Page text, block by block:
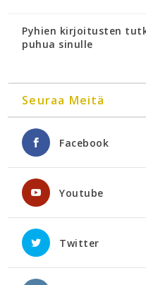
Pyhien kirjoitusten
puhua sinulle
Seuraa Meitä
Facebook
Youtube
Twitter